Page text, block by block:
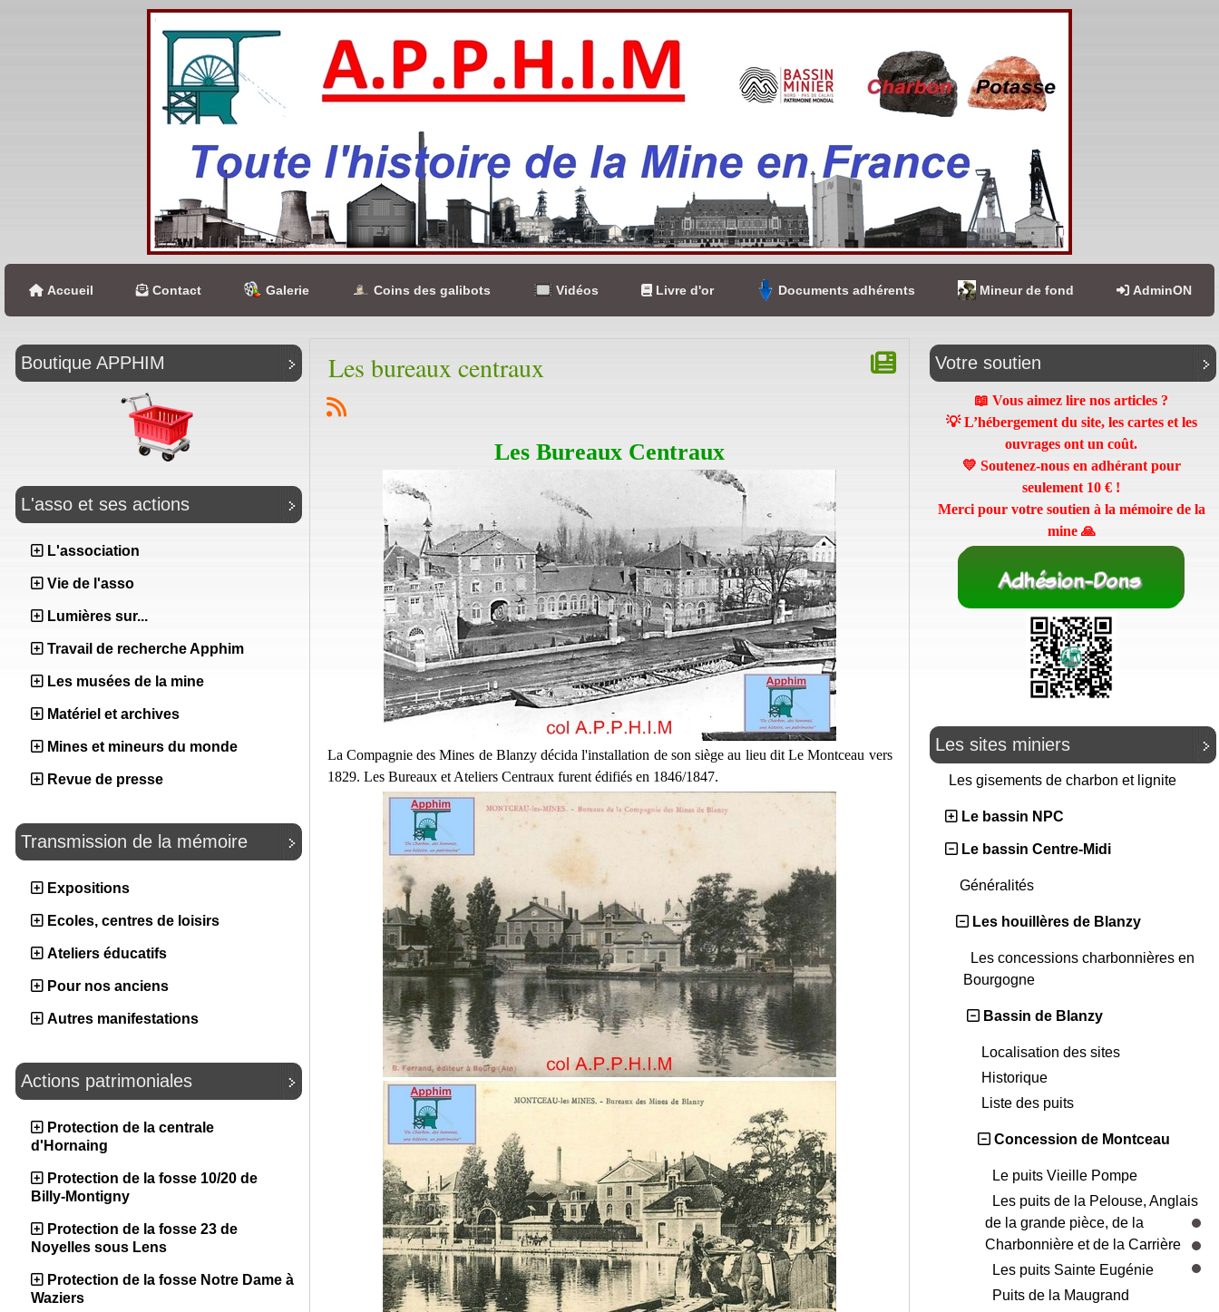
Accueil Contact Galerie Coins des galibots Vidéos Livre d'or Documents adhérents Mineur de fond AdminON
Boutique APPHIM
L'asso et ses actions
L'association
Vie de l'asso
Lumières sur...
Travail de recherche Apphim
Les musées de la mine
Matériel et archives
Mines et mineurs du monde
Revue de presse
Transmission de la mémoire
Expositions
Ecoles, centres de loisirs
Ateliers éducatifs
Pour nos anciens
Autres manifestations
Actions patrimoniales
Protection de la centrale
d'Hornaing
Protection de la fosse 10/20 de
Billy-Montigny
Protection de la fosse 23 de
Noyelles sous Lens
Protection de la fosse Notre Dame à
Waziers
Les bureaux centraux
Les Bureaux Centraux
La Compagnie des Mines de Blanzy décida l'installation de son siège au lieu dit Le Montceau vers
1829. Les Bureaux et Ateliers Centraux furent édifiés en 1846/1847.
Votre soutien
📖 Vous aimez lire nos articles ?
💡 L’hébergement du site, les cartes et les
ouvrages ont un coût.
💛 Soutenez-nous en adhérant pour
seulement 10 € !
Merci pour votre soutien à la mémoire de la
mine 🙏
Les sites miniers
Les gisements de charbon et lignite
Le bassin NPC
Le bassin Centre-Midi
Généralités
Les houillères de Blanzy
Les concessions charbonnières en
Bourgogne
Bassin de Blanzy
Localisation des sites
Historique
Liste des puits
Concession de Montceau
Le puits Vieille Pompe
Les puits de la Pelouse, Anglais
de la grande pièce, de la
Charbonnière et de la Carrière
Les puits Sainte Eugénie
Puits de la Maugrand